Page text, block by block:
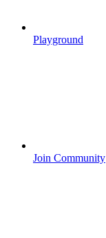
Playground
Join Community